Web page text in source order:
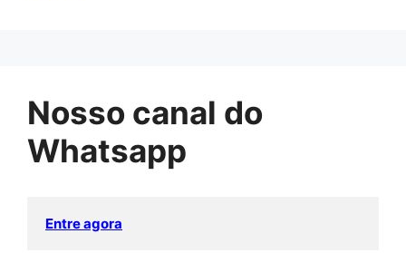
Nosso canal do
Whatsapp
Entre agora